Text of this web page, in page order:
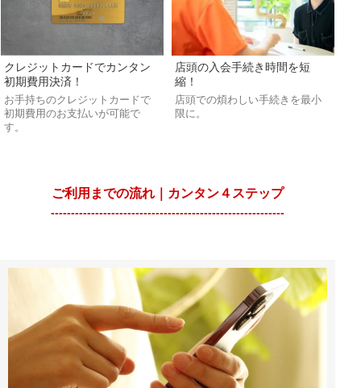
クレジットカードでカンタン
初期費用決済！
お手持ちのクレジットカードで
初期費用のお支払いが可能で
す。
店頭の入会手続き時間を短
縮！
店頭での煩わしい手続きを最小
限に。
ご利用までの流れ｜カンタン４ステップ
----------------------------------------------------------